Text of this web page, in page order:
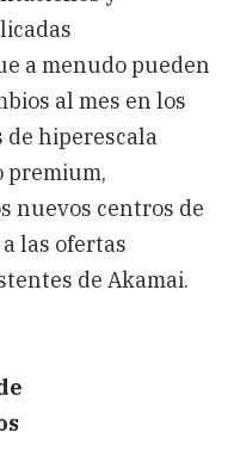
a menudo pueden
al mes en los
hiperescala
premium,
nuevos centros de
las ofertas
de Akamai.